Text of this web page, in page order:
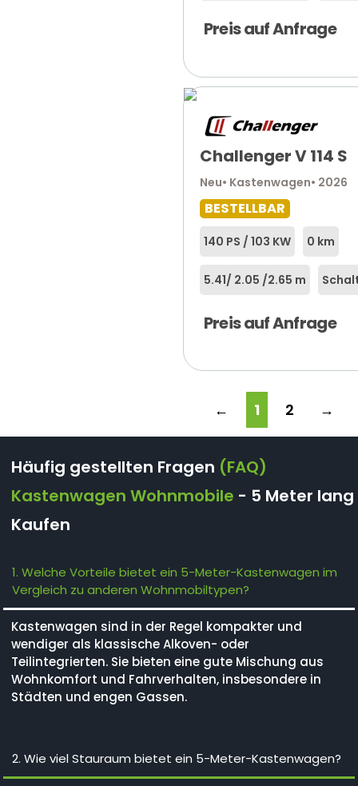
Preis auf Anfrage
Challenger V 114 S
Neu• Kastenwagen• 2026
BESTELLBAR
140 PS / 103 KW 0 km
5.41/ 2.05 /2.65 m
Preis auf Anfrage
← 1 2 →
Häufig gestellten Fragen (FAQ)
Kastenwagen Wohnmobile - 5 Meter lang
Kaufen
1. Welche Vorteile bietet ein 5-Meter-Kastenwagen im
Vergleich zu anderen Wohnmobiltypen?
Kastenwagen sind in der Regel kompakter und
wendiger als klassische Alkoven- oder
Teilintegrierten. Sie bieten eine gute Mischung aus
Wohnkomfort und Fahrverhalten, insbesondere in
Städten und engen Gassen.
2. Wie viel Stauraum bietet ein 5-Meter-Kastenwagen?